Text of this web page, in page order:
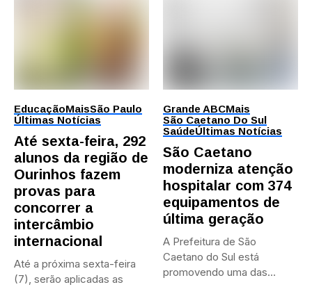
EducaçãoMaisSão Paulo
Últimas Notícias
Até sexta-feira, 292
alunos da região de
Ourinhos fazem
provas para
concorrer a
intercâmbio
internacional
Até a próxima sexta-feira
(7), serão aplicadas as
Grande ABCMais
São Caetano Do Sul
SaúdeÚltimas Notícias
São Caetano
moderniza atenção
hospitalar com 374
equipamentos de
última geração
A Prefeitura de São
Caetano do Sul está
promovendo uma das